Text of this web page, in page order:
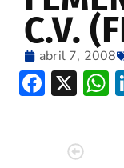
C.V.
abril 7, 2008
X